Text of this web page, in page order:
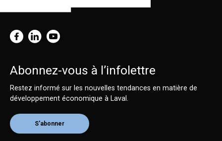
Abonnez-vous à l’infolettre
Restez informé sur les nouvelles tendances en matière de
développement économique à Laval.
S'abonner